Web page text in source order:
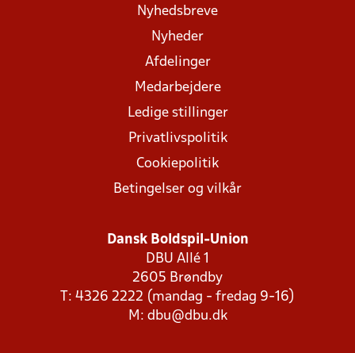
Nyhedsbreve
Nyheder
Afdelinger
Medarbejdere
Ledige stillinger
Privatlivspolitik
Cookiepolitik
Betingelser og vilkår
Dansk Boldspil-Union
DBU Allé 1
2605 Brøndby
T: 4326 2222 (mandag - fredag 9-16)
M: dbu@dbu.dk